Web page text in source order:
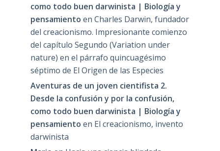
como todo buen darwinista | Biología y
pensamiento en Charles Darwin, fundador
del creacionismo. Impresionante comienzo
del capítulo Segundo (Variation under
nature) en el párrafo quincuagésimo
séptimo de El Origen de las Especies
Aventuras de un joven cientifista 2.
Desde la confusión y por la confusión,
como todo buen darwinista | Biología y
pensamiento en El creacionismo, invento
darwinista